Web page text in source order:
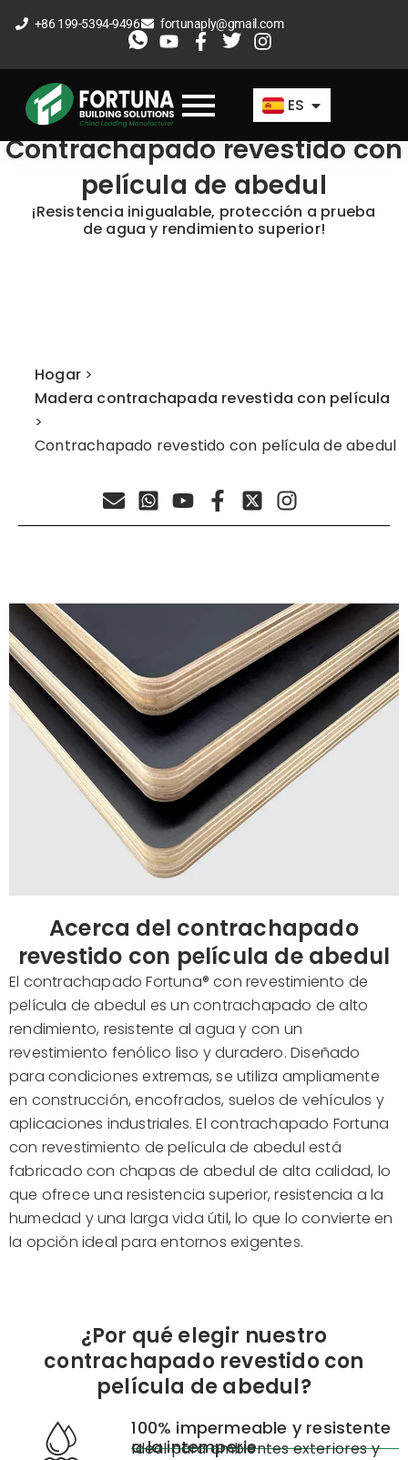
+86 199-5394-9496 fortunaply@gmail.com
ES
FR
AR
Contrachapado revestido con
película de abedul
¡Resistencia inigualable, protección a prueba
de agua y rendimiento superior!
Hogar >
Madera contrachapada revestida con película
>
Contrachapado revestido con película de abedul
Acerca del contrachapado
revestido con película de abedul
El contrachapadoFortuna® con revestimiento de
película de abedul es un contrachapado de alto
rendimiento, resistente al agua y con un
revestimiento fenólico liso y duradero. Diseñado
para condiciones extremas, se utiliza ampliamente
en construcción, encofrados, suelos de vehículos y
aplicaciones industriales.El contrachapado Fortuna
con revestimiento de película de abedul está
fabricado con chapas de abedul de alta calidad, lo
que ofrece una resistencia superior, resistencia a la
humedad y una larga vida útil, lo que lo convierte en
la opción ideal para entornos exigentes.
¿Por qué elegir nuestro
contrachapado revestido con
película de abedul?
100% impermeable y resistente
a la intemperie
Ideal para ambientes exteriores y